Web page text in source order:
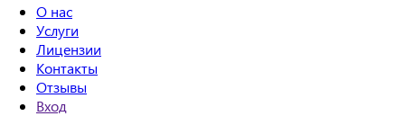
О нас
Услуги
Лицензии
Контакты
Отзывы
Вход